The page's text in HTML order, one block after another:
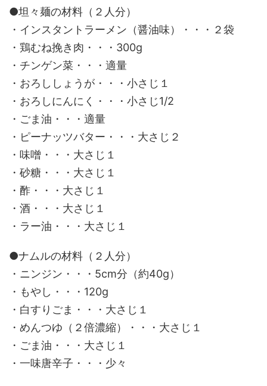
●坦々麺の材料（２人分）
・インスタントラーメン（醤油味）・・・２袋
・鶏むね挽き肉・・・300g
・チンゲン菜・・・適量
・おろししょうが・・・小さじ１
・おろしにんにく・・・小さじ1/2
・ごま油・・・適量
・ピーナッツバター・・・大さじ２
・味噌・・・大さじ１
・砂糖・・・大さじ１
・酢・・・大さじ１
・酒・・・大さじ１
・ラー油・・・大さじ１
●ナムルの材料（２人分）
・ニンジン・・・5cm分（約40g）
・もやし・・・120g
・白すりごま・・・大さじ１
・めんつゆ（２倍濃縮）・・・大さじ１
・ごま油・・・大さじ１
・一味唐辛子・・・少々